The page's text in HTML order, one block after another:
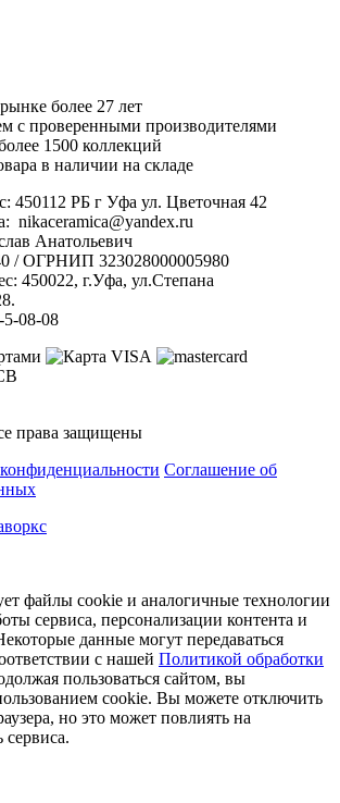
более 27 лет
с проверенными производителями
1500 коллекций
в наличии на складе
450112 РБ г Уфа ул. Цветочная 42
nikaceramica@yandex.ru
Анатольевич
/ ОГРНИП 323028000005980
450022, г.Уфа, ул.Степана
5-08-08
права защищены
Соглашение об
файлы cookie и аналогичные технологии
сервиса, персонализации контента и
данные могут передаваться
с нашей Политикой обработки
пользоваться сайтом, вы
cookie. Вы можете отключить
но это может повлиять на